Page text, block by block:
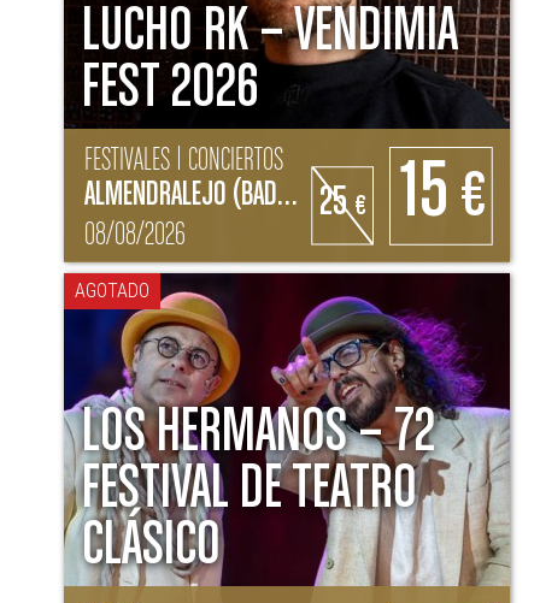
LUCHO RK – VENDIMIA
FEST 2026
FESTIVALES | CONCIERTOS
ALMENDRALEJO (BADAJOZ)
08/08/2026
25€ 15 €
AGOTADO
LOS HERMANOS – 72
FESTIVAL DE TEATRO
CLÁSICO